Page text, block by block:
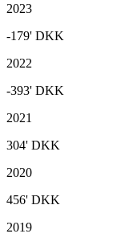
2023
-179' DKK
2022
-393' DKK
2021
304' DKK
2020
456' DKK
2019